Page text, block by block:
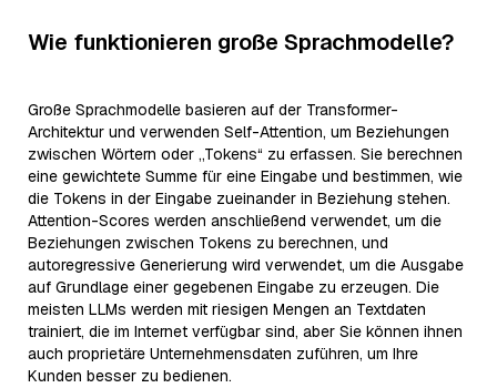
Wie funktionieren große Sprachmodelle?
Große Sprachmodelle basieren auf der Transformer-
Architektur und verwenden Self-Attention, um Beziehungen
zwischen Wörtern oder „Tokens“ zu erfassen. Sie berechnen
eine gewichtete Summe für eine Eingabe und bestimmen, wie
die Tokens in der Eingabe zueinander in Beziehung stehen.
Attention-Scores werden anschließend verwendet, um die
Beziehungen zwischen Tokens zu berechnen, und
autoregressive Generierung wird verwendet, um die Ausgabe
auf Grundlage einer gegebenen Eingabe zu erzeugen. Die
meisten LLMs werden mit riesigen Mengen an Textdaten
trainiert, die im Internet verfügbar sind, aber Sie können ihnen
auch proprietäre Unternehmensdaten zuführen, um Ihre
Kunden besser zu bedienen.